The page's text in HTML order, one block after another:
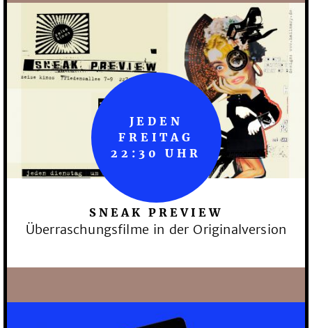
SNEAK PREVIEW
Überraschungsfilme in der Originalversion
JEDEN
FREITAG
22:30 UHR